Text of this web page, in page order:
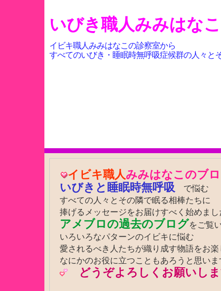
いびき職人みみはな
イビキ職人みみはなこの診察室から
すべてのいびき・睡眠時無呼吸症候群の人々と
イビキ職人みみはなこのブ
いびきと睡眠時無呼吸
で悩む
すべての人々とその隣で眠る相棒たちに
捧げるメッセージをお届けすべく始めまし
アメブロの過去のブログをご覧
いろいろなパターンのイビキに悩む
愛されるべき人たちが織り成す物語をお
なにかのお役に立つこともあろうと思いま
どうぞよろしくお願いし